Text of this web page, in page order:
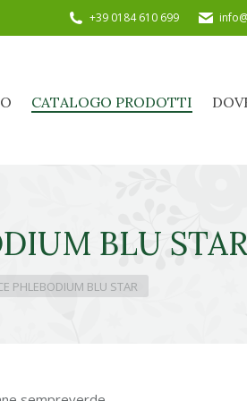
+39 0184 610 699
CATALOGO PRODOTTI
BLU
PHLEBODIUM BLU STAR
CATALOGO PRODOTTI